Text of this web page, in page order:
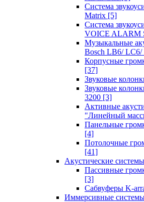
Система
Matrix [5]
Система
VOICE ALARM
Музыкальные
Bosch LB6/ LC6/
Корпусные
[37]
Звуковые
Звуковые
3200 [3]
Активные
"Линейный
Панельные
[4]
Потолочные
[41]
Акустические
Пассивные
[3]
Сабвуферы K-
Иммерсивные